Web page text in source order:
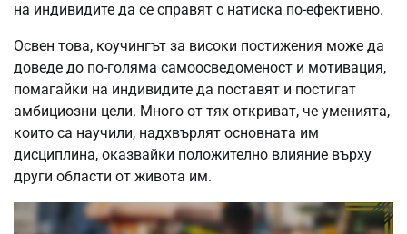
на индивидите да се справят с натиска по-ефективно.
Освен това, коучингът за високи постижения може да
доведе до по-голяма самоосведоменост и мотивация,
помагайки на индивидите да поставят и постигат
амбициозни цели. Много от тях откриват, че уменията,
които са научили, надхвърлят основната им
дисциплина, оказвайки положително влияние върху
други области от живота им.